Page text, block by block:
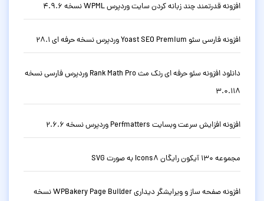
افزونه قدرتمند چند زبانه کردن سایت وردپرس WPML نسخه 4.9.6
افزونه فارسی سئو Yoast SEO Premium وردپرس نسخه حرفه ای 28.1
دانلود افزونه سئو حرفه ای رنک مث Rank Math Pro وردپرس فارسی نسخه
3.0.118
افزونه افزایش سرعت وبسایت Perfmatters وردپرس نسخه 2.6.6
مجموعه 130 آیکون رایگان Icons8 به صورت SVG
افزونه صفحه ساز و ویرایشگر دیداری WPBakery Page Builder نسخه